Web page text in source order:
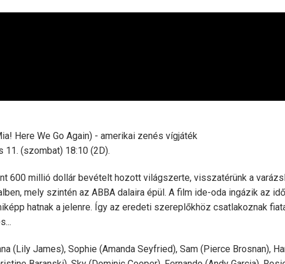
Here We Go Again) - amerikai zenés vígjáték
11. (szombat) 18:10 (2D).
600 millió dollár bevételt hozott világszerte, visszatérünk a
mely szintén az ABBA dalaira épül. A film ide-oda ingázik az
hatnak a jelenre. Így az eredeti szereplőkhöz csatlakoznak
(Lily James), Sophie (Amanda Seyfried), Sam (Pierce Brosnan),